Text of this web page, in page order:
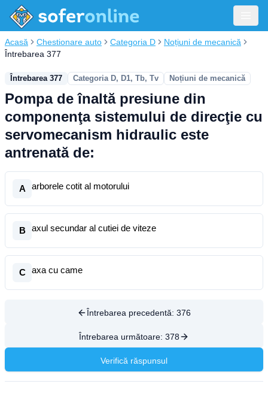
Acasă Chestionare auto Categoria D
Noțiuni de mecanică
Întrebarea 377
Întrebarea 377 Categoria D, D1, Tb, Tv Noțiuni de mecanică
Pompa de înaltă presiune din
componenţa sistemului de direcţie cu
servomecanism hidraulic este
antrenată de:
A arborele cotit al motorului
B axul secundar al cutiei de viteze
C axa cu came
Întrebarea precedentă: 376
Întrebarea următoare: 378
Verifică răspunsul